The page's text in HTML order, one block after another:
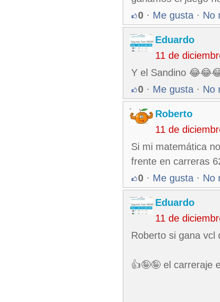
0 · Me gusta · No
Eduardo
11 de
Y el Sandino
0 · Me gusta · No
Roberto
11 de
Si mi matemática
frente en carreras
0 · Me gusta · No
Eduardo
11 de
Roberto si gana vcl
👍🤪🤪 el carreraje